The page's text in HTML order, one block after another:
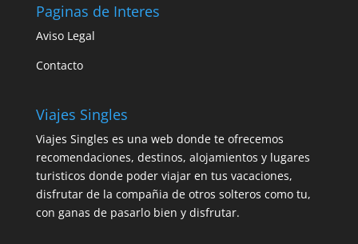
Paginas de Interes
Aviso Legal
Contacto
Viajes Singles
Viajes Singles es una web donde te ofrecemos
recomendaciones, destinos, alojamientos y lugares
turisticos donde poder viajar en tus vacaciones,
disfrutar de la compañia de otros solteros como tu,
con ganas de pasarlo bien y disfrutar.